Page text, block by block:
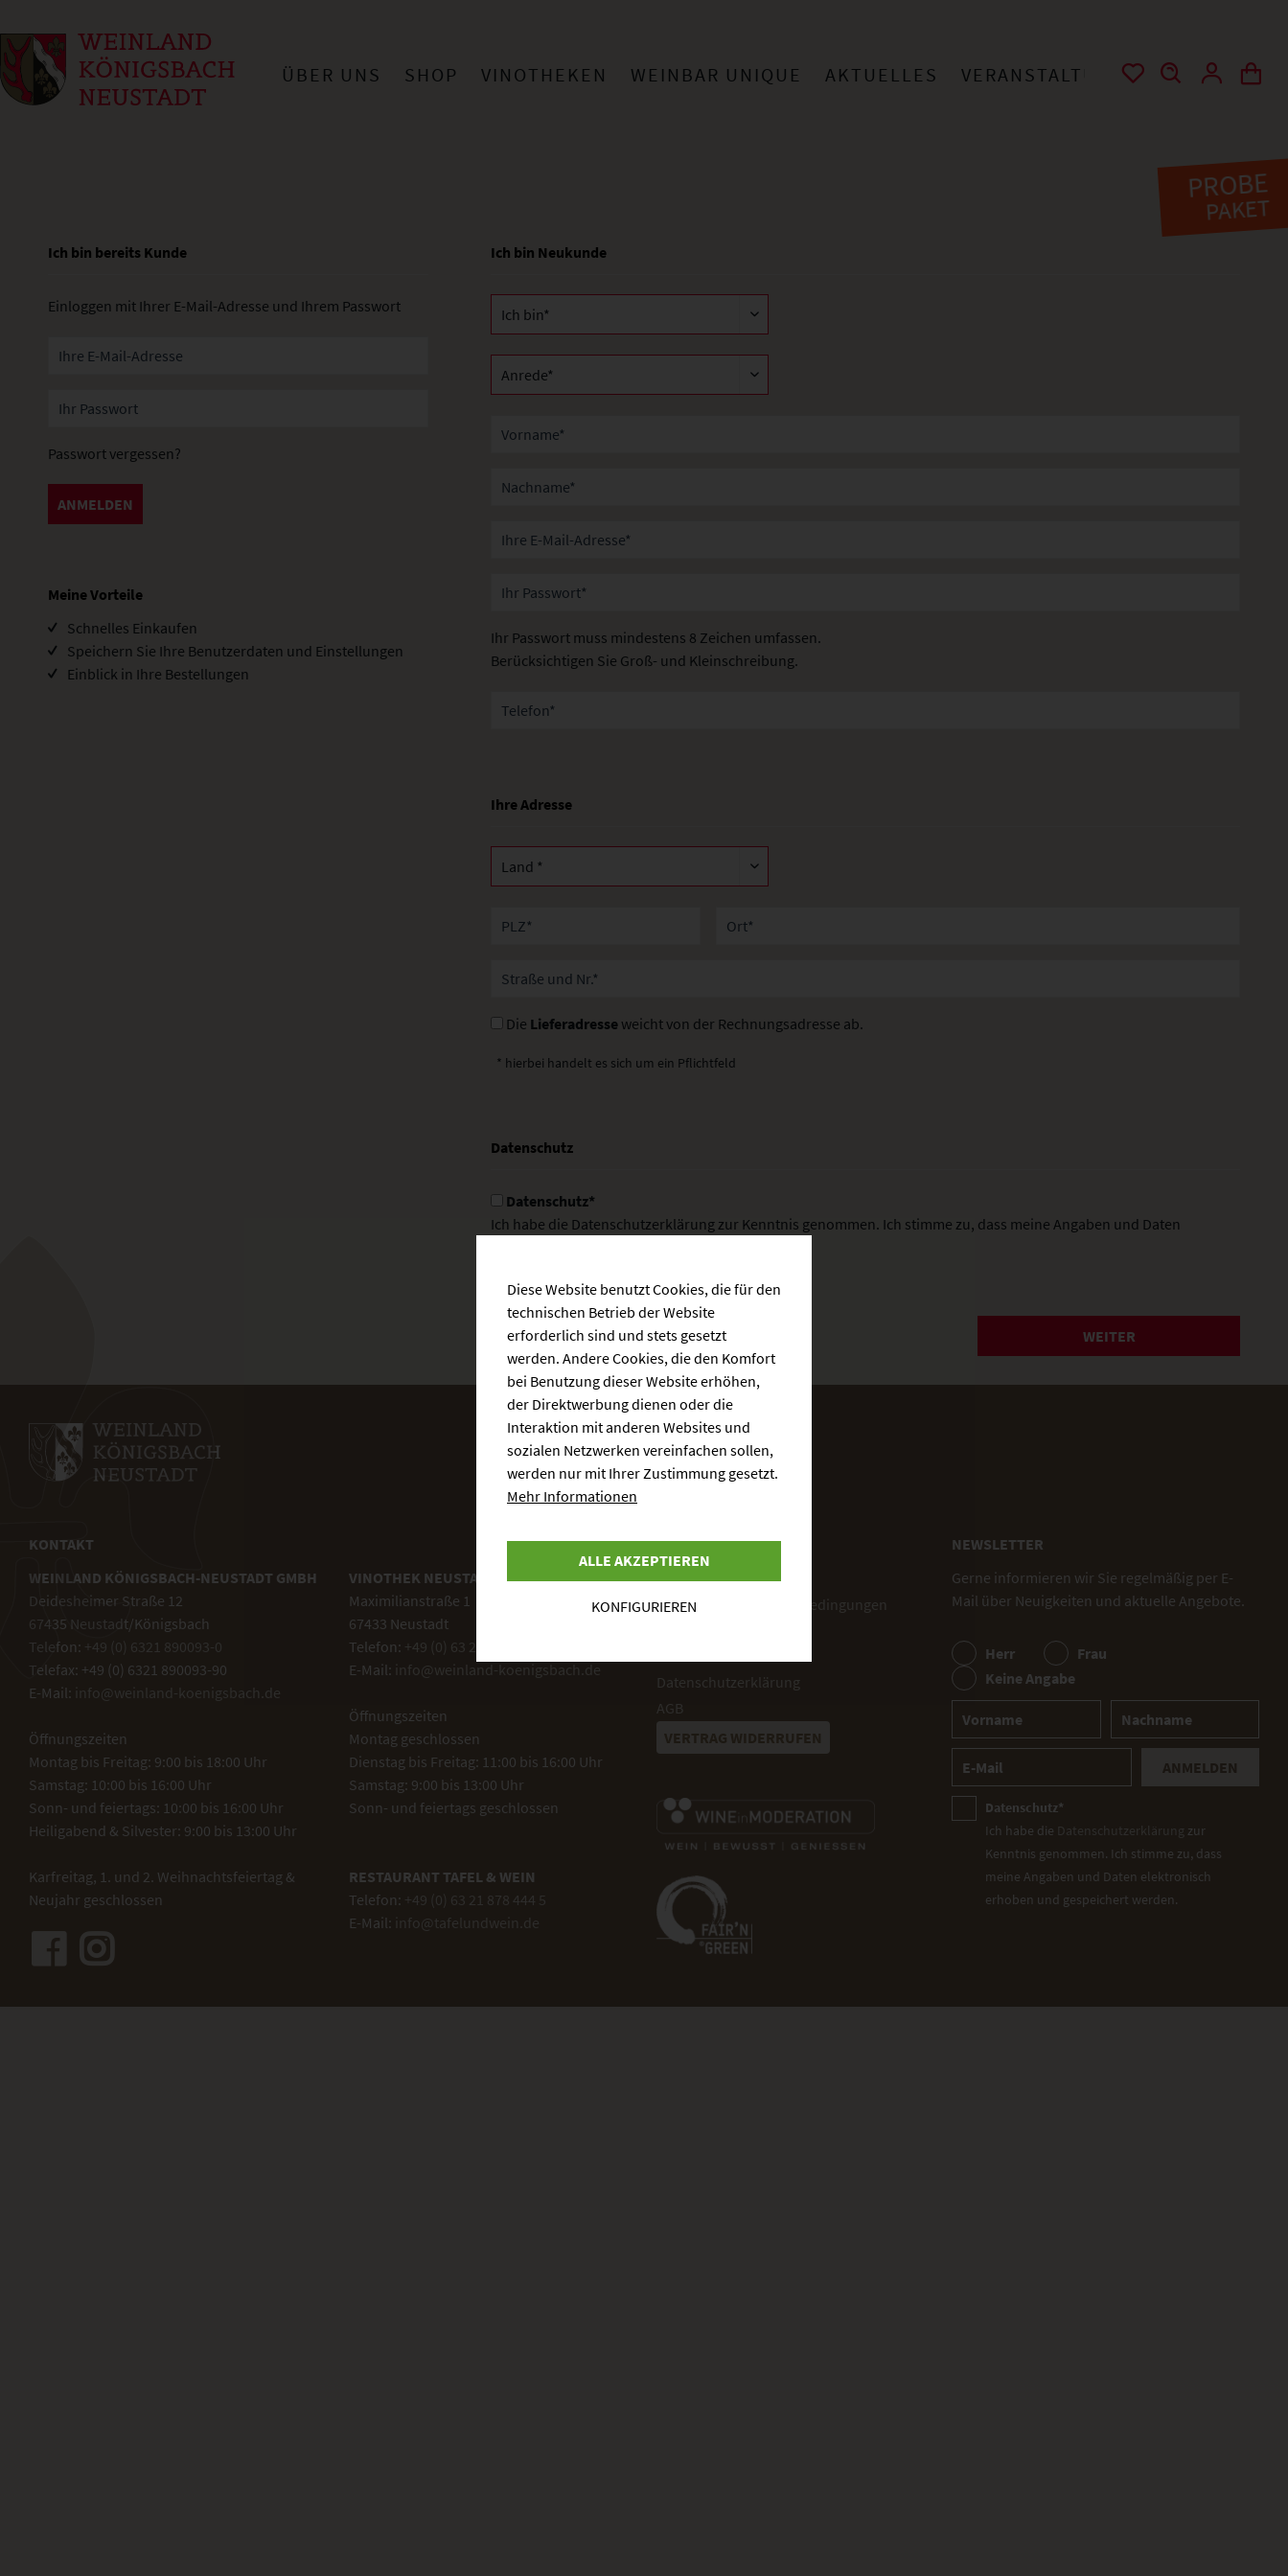
ÜBER UNS SHOP VINOTHEKEN WEINBAR UNIQUE AKTUELLES VERANSTALTUNGEN KONTAKT
Ich bin Neukunde
Ihr Passwort muss mindestens 8 Zeichen umfassen.
Berücksichtigen Sie Groß- und Kleinschreibung.
Ihre Adresse
Die Lieferadresse weicht von der Rechnungsadresse ab.
* hierbei handelt es sich um ein Pflichtfeld
Datenschutz
Datenschutz*
Ich habe die Datenschutzerklärung zur Kenntnis genommen. Ich stimme zu, dass meine Angaben und Daten
WEITER
Ich bin bereits Kunde
Einloggen mit Ihrer E-Mail-Adresse und Ihrem Passwort
Passwort vergessen?
ANMELDEN
Meine Vorteile
Schnelles Einkaufen
Speichern Sie Ihre Benutzerdaten und Einstellungen
Einblick in Ihre Bestellungen
PROBE
PAKET
KONTAKT
WEINLAND KÖNIGSBACH-NEUSTADT GMBH
Deidesheimer Straße 12
67435 Neustadt/Königsbach
Telefon: +49 (0) 6321 890093-0
Telefax: +49 (0) 6321 890093-90
E-Mail: info@weinland-koenigsbach.de
Öffnungszeiten
Montag bis Freitag: 9:00 bis 18:00 Uhr
Samstag: 10:00 bis 16:00 Uhr
Sonn- und feiertags: 10:00 bis 16:00 Uhr
Heiligabend & Silvester: 9:00 bis 13:00 Uhr
Karfreitag, 1. und 2. Weihnachtsfeiertag &
Neujahr geschlossen
VINOTHEK NEUSTADT
Maximilianstraße 1
67433 Neustadt
Telefon: +49 (0) 63 21 2414
E-Mail: info@weinland-koenigsbach.de
Öffnungszeiten
Montag geschlossen
Dienstag bis Freitag: 11:00 bis 16:00 Uhr
Samstag: 9:00 bis 13:00 Uhr
Sonn- und feiertags geschlossen
RESTAURANT TAFEL & WEIN
Telefon: +49 (0) 63 21 878 444 5
E-Mail: info@tafelundwein.de
INFORMATIONEN
Cookie-Einstellungen
Versand und Zahlungsbedingungen
Datenschutzerklärung
AGB
VERTRAG WIDERRUFEN
NEWSLETTER
Gerne informieren wir Sie regelmäßig per E-
Mail über Neuigkeiten und aktuelle Angebote.
Herr
Frau
Keine Angabe
ANMELDEN
Datenschutz*
Ich habe die Datenschutzerklärung zur
Kenntnis genommen. Ich stimme zu, dass
meine Angaben und Daten elektronisch
erhoben und gespeichert werden.
Diese Website benutzt Cookies, die für den
technischen Betrieb der Website
erforderlich sind und stets gesetzt
werden. Andere Cookies, die den Komfort
bei Benutzung dieser Website erhöhen,
der Direktwerbung dienen oder die
Interaktion mit anderen Websites und
sozialen Netzwerken vereinfachen sollen,
werden nur mit Ihrer Zustimmung gesetzt.
Mehr Informationen
ALLE AKZEPTIEREN
KONFIGURIEREN